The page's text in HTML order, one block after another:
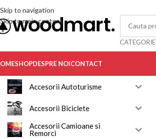
Skip to navigation
Skip to main content
CATEGORIE
SHOPDESPRE NOICONTACT
Accesorii Autoturisme
Accesorii Biciclete
Accesorii Camioane si
Remorci